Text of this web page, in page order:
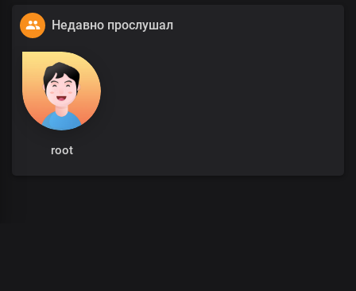
Недавно прослушал
root